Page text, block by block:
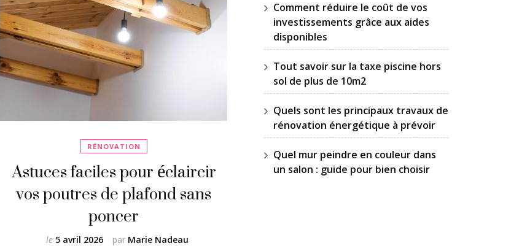
RÉNOVATION
Astuces faciles pour éclaircir
vos poutres de plafond sans
poncer
par Marie Nadeau
le 5 avril 2026
Comment réduire le coût de vos
investissements grâce aux aides
disponibles
Tout savoir sur la taxe piscine hors
sol de plus de 10m2
Quels sont les principaux travaux de
rénovation énergétique à prévoir
Quel mur peindre en couleur dans
un salon : guide pour bien choisir